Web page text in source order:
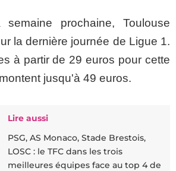
prochaine, Toulouse
la dernière journée de Ligue 1.
à partir de 29 euros pour cette
jusqu'à 49 euros.
Lire aussi
PSG, AS Monaco, Stade Brestois,
LOSC : le TFC dans les trois
meilleures équipes face au top 4 de